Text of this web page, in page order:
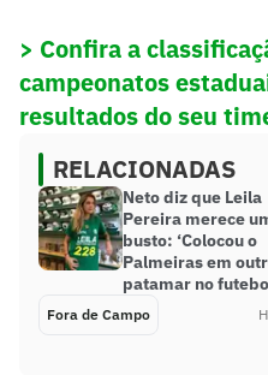
> Confira a
campeonatos
resultados do seu
RELACIONADAS
Neto diz que Leila
Pereira merece
busto: ‘Colocou o
Palmeiras em
patamar no
Fora de Campo